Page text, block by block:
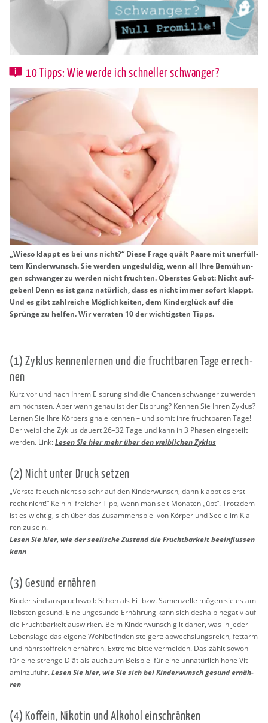
10 Tipps: Wie werde ich schneller schwanger?
„Wieso klappt es bei uns nicht?“ Diese Frage quält Paare mit un­er­füll­
tem Kin­der­wunsch. Sie wer­den un­ge­dul­dig, wenn all Ihre Be­mü­hun­
gen schwan­ger zu wer­den nicht fruch­ten. Obers­tes Gebot: Nicht auf­
ge­ben! Denn es ist ganz na­tür­lich, dass es nicht immer so­fort klappt.
Und es gibt zahl­rei­che Mög­lich­kei­ten, dem Kin­der­glück auf die
Sprün­ge zu hel­fen. Wir ver­ra­ten 10 der wich­tigs­ten Tipps.
(1) Zy­klus ken­nen­ler­nen und die frucht­ba­ren Tage er­rech­
nen
Kurz vor und nach Ihrem Ei­sprung sind die Chan­cen schwan­ger zu wer­den
am höchs­ten. Aber wann genau ist der Ei­sprung? Ken­nen Sie Ihren Zy­klus?
Ler­nen Sie Ihre Kör­per­si­gna­le ken­nen – und somit ihre frucht­ba­ren Tage!
Der weib­li­che Zy­klus dau­ert 26–32 Tage und kann in 3 Pha­sen ein­ge­teilt
wer­den. Link:Lesen Sie hier mehr über den weib­li­chen Zy­klus
(2) Nicht unter Druck set­zen
„Ver­steift euch nicht so sehr auf den Kin­der­wunsch, dann klappt es erst
recht nicht!“ Kein hilf­rei­cher Tipp, wenn man seit Mo­na­ten „übt“. Trotz­dem
ist es wich­tig, sich über das Zu­sam­men­spiel von Kör­per und Seele im Kla­
ren zu sein.
Lesen Sie hier, wie der see­li­sche Zu­stand die Frucht­bar­keit be­ein­flus­sen
kann
(3) Ge­sund er­näh­ren
Kin­der sind an­spruchs­voll: Schon als Ei- bzw. Sa­men­zel­le mögen sie es am
liebs­ten ge­sund. Eine un­ge­sun­de Er­näh­rung kann sich des­halb ne­ga­tiv auf
die Frucht­bar­keit aus­wir­ken. Beim Kin­der­wunsch gilt daher, was in jeder
Le­bens­la­ge das ei­ge­ne Wohl­be­fin­den stei­gert: ab­wechs­lungs­reich, fett­arm
und nähr­stoff­reich er­näh­ren. Ex­tre­me bitte ver­mei­den. Das zählt so­wohl
für eine stren­ge Diät als auch zum Bei­spiel für eine un­na­tür­lich hohe Vit­
amin­zu­fuhr.Lesen Sie hier, wie Sie sich bei Kin­der­wunsch ge­sund er­näh­
ren
(4) Kof­fe­in, Ni­ko­tin und Al­ko­hol ein­schrän­ken